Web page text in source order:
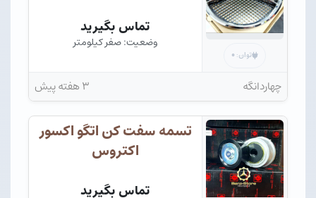
توان: ۰
تماس بگیرید
وضعیت: صفر کیلومتر
چهاردانگه ۳ هفته پیش
تسمه سفت کن اتگو اکسور
اکتروس
تماس بگیرید